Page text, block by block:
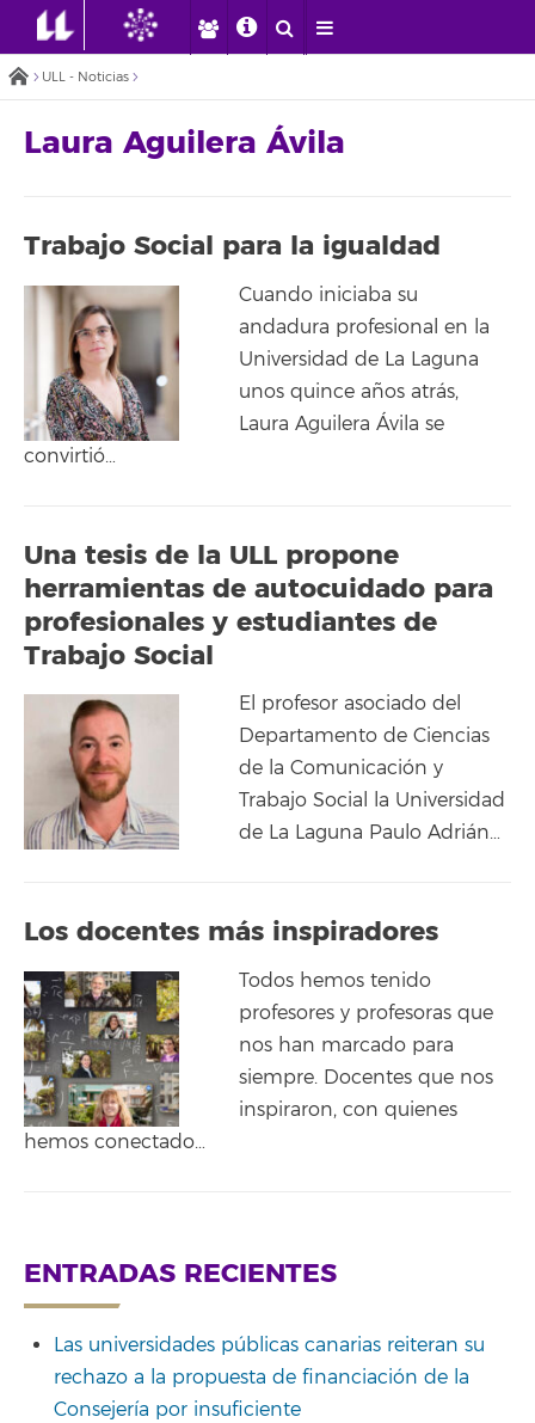
ULL - Noticias
Laura Aguilera Ávila
Trabajo Social para la igualdad
Cuando iniciaba su
andadura profesional en la
Universidad de La Laguna
unos quince años atrás,
Laura Aguilera Ávila se
convirtió…
Una tesis de la ULL propone
herramientas de autocuidado para
profesionales y estudiantes de
Trabajo Social
El profesor asociado del
Departamento de Ciencias
de la Comunicación y
Trabajo Social la Universidad
de La Laguna Paulo Adrián…
Los docentes más inspiradores
Todos hemos tenido
profesores y profesoras que
nos han marcado para
siempre. Docentes que nos
inspiraron, con quienes
hemos conectado…
ENTRADAS RECIENTES
Las universidades públicas canarias reiteran su
rechazo a la propuesta de financiación de la
Consejería por insuficiente